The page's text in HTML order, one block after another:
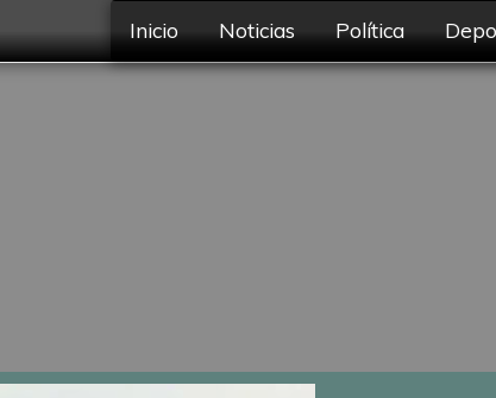
Inicio Noticias Política